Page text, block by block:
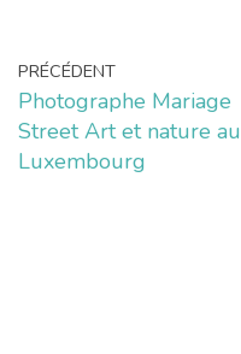
PRÉCÉDENT
Photographe Mariage
Street Art et nature au
Luxembourg